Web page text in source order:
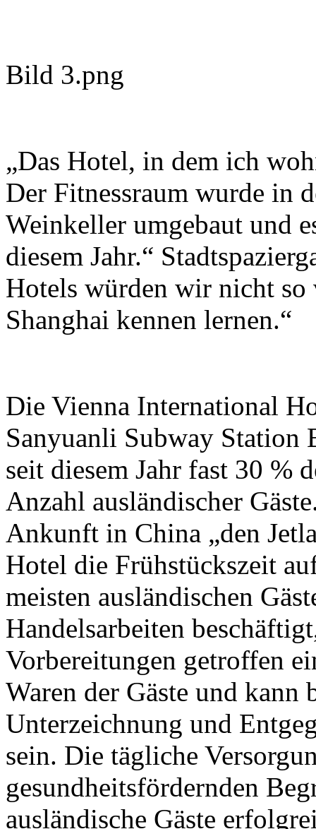
Bild 3.png
„Das Hotel, in dem ich
Der Fitnessraum wurde in
Weinkeller umgebaut und
diesem Jahr.“
Hotels würden wir nicht so
Shanghai kennen lernen.“
Die Vienna International
Sanyuanli Subway Station
seit diesem Jahr fast 30 %
Anzahl ausländischer
Ankunft in China „den
Hotel die Frühstückszeit
meisten ausländischen
Handelsarbeiten
Vorbereitungen getroffen
Waren der Gäste und kann
Unterzeichnung und
sein. Die tägliche
gesundheitsfördernden
ausländische Gäste